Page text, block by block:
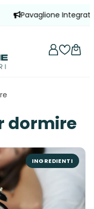
Integratori è
dormire
INGREDIENTI